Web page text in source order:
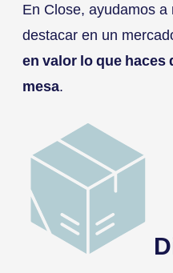
En Close, ayudamos
destacar en un
en valor lo que haces
mesa.